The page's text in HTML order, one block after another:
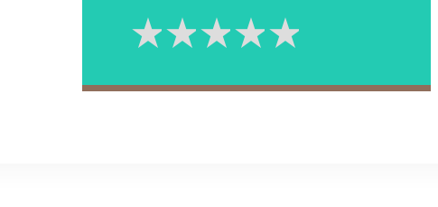
Please rate 4星
3星
2星
1星